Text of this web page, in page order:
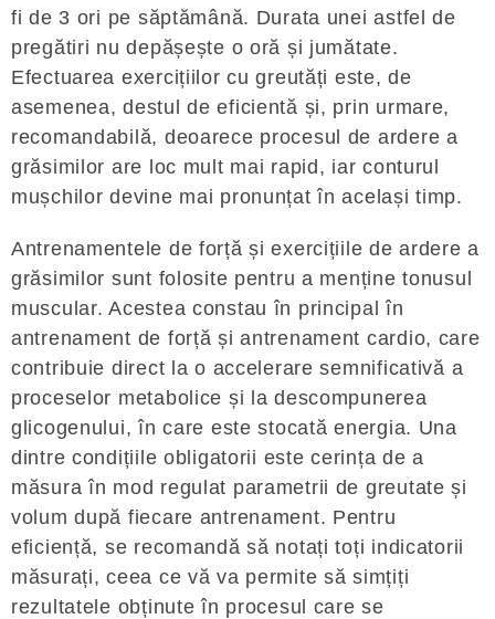
fi de 3 ori pe săptămână. Durata unei astfel de
pregătiri nu depășește o oră și jumătate.
Efectuarea exercițiilor cu greutăți este, de
asemenea, destul de eficientă și, prin urmare,
recomandabilă, deoarece procesul de ardere a
grăsimilor are loc mult mai rapid, iar conturul
mușchilor devine mai pronunțat în același timp.
Antrenamentele de forță și exercițiile de ardere a
grăsimilor sunt folosite pentru a menține tonusul
muscular. Acestea constau în principal în
antrenament de forță și antrenament cardio, care
contribuie direct la o accelerare semnificativă a
proceselor metabolice și la descompunerea
glicogenului, în care este stocată energia. Una
dintre condițiile obligatorii este cerința de a
măsura în mod regulat parametrii de greutate și
volum după fiecare antrenament. Pentru
eficiență, se recomandă să notați toți indicatorii
măsurați, ceea ce vă va permite să simțiți
rezultatele obținute în procesul care se